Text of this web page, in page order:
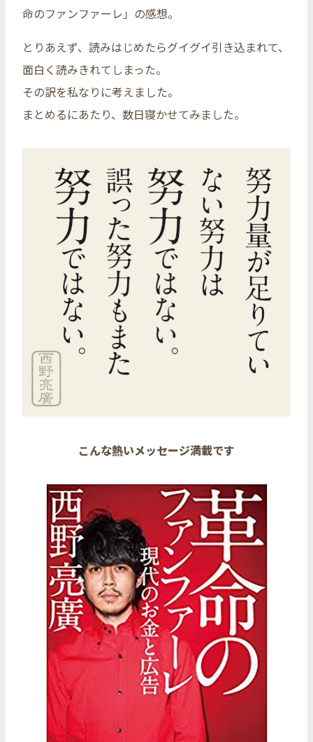
命のファンファーレ」の感想。
とりあえず、読みはじめたらグイグイ引き込まれて、
面白く読みきれてしまった。
その訳を私なりに考えました。
まとめるにあたり、数日寝かせてみました。
こんな熱いメッセージ満載です